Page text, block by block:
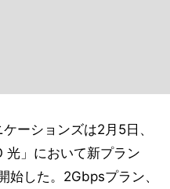
ーションズは2月5日、
光」において新プラン
始した。2Gbpsプラン、